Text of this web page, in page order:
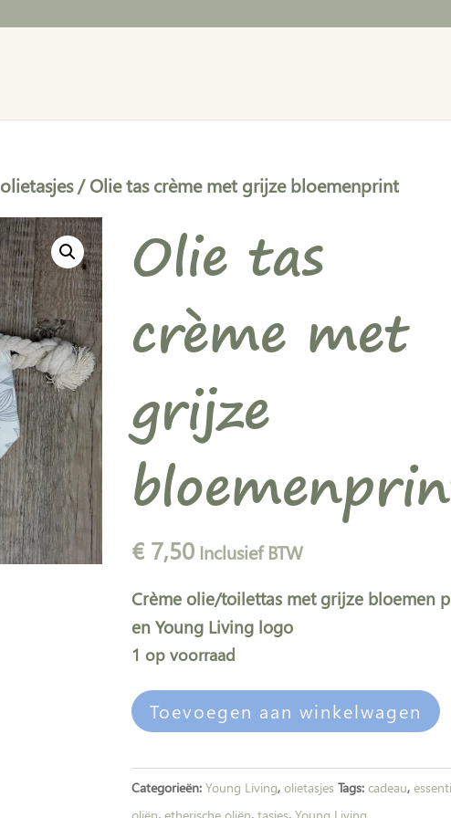
olietasjes/ Olie tas crème met grijze bloemenprint
Olie tas
crème met
grijze
€ 7,50 Inclusief BTW
Crème olie/toilettas met grijze bloemen
en Young Living logo
1 op voorraad
Olie
tas
met
grijze
Toevoegen aan winkelwagen
e
Categorieën:Young Living,olietasjes Tags:cadeau,